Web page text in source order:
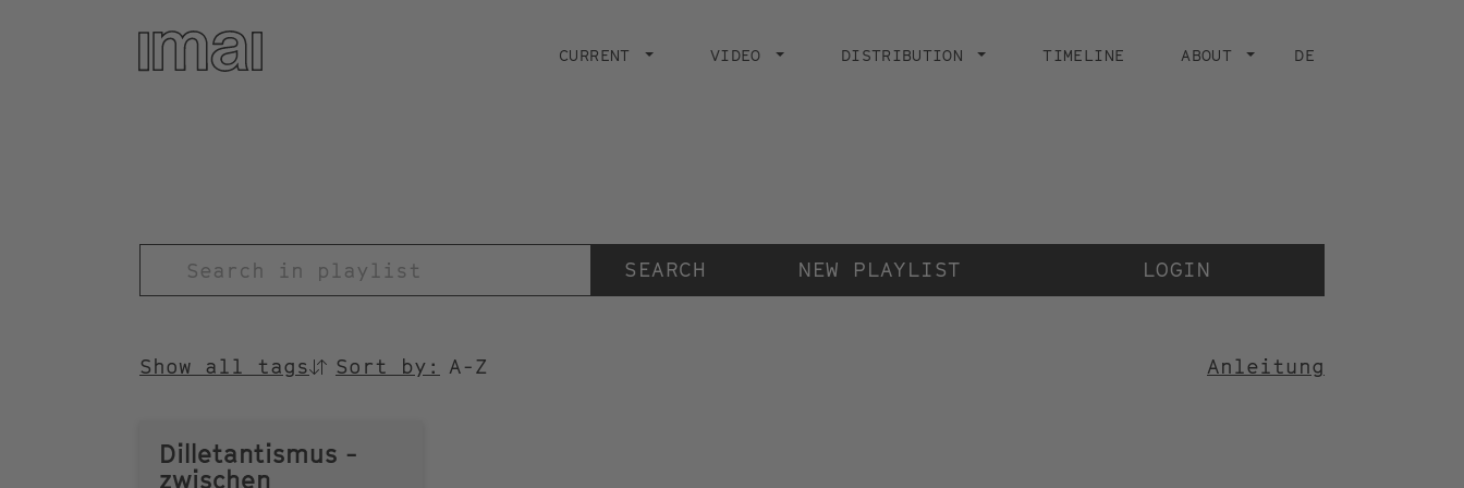
navigation
CURRENT VIDEO DISTRIBUTION TIMELINE ABOUT DE
NEW PLAYLIST LOGIN
Show all tagsSORTIEREN
Sort by: Anleitung
Dilletantismus -
zwischen